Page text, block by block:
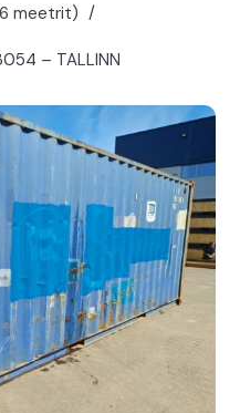
meetrit) /
– TALLINN